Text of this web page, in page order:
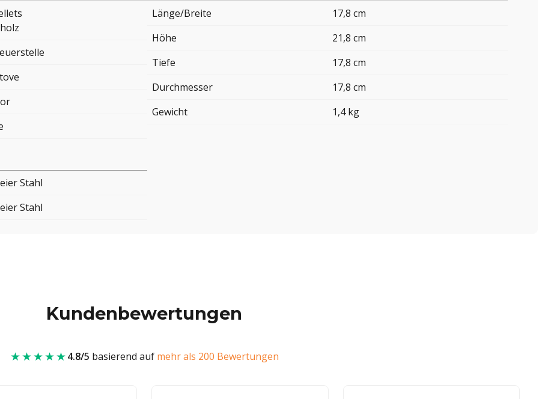
Länge/Breite
17,8 cm
Höhe
21,8 cm
Tiefe
17,8 cm
Durchmesser
17,8 cm
Gewicht
1,4 kg
Stahl
Stahl
Kundenbewertungen
★★★★★4.8/5 basierend auf mehr als 200 Bewertungen